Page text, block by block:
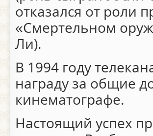
отказался от роли
«Смертельном
Ли).
В 1994 году
награду за общие
кинематографе.
Настоящий успех